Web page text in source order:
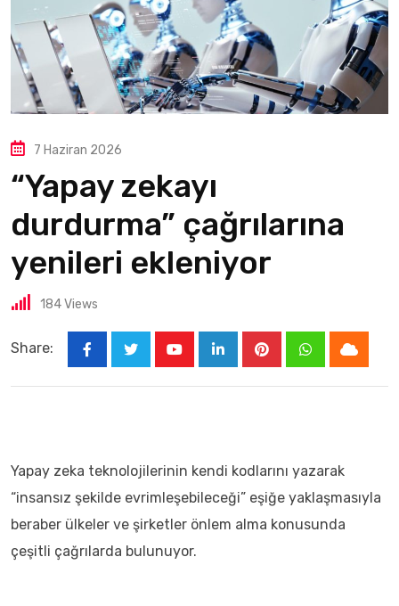
7 Haziran 2026
“Yapay zekayı
durdurma” çağrılarına
yenileri ekleniyor
184Views
Share:
Yapay zeka teknolojilerinin kendi kodlarını yazarak
“insansız şekilde evrimleşebileceği” eşiğe yaklaşmasıyla
beraber ülkeler ve şirketler önlem alma konusunda
çeşitli çağrılarda bulunuyor.